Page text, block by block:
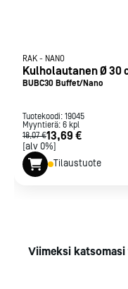
RAK - NANO
Kulholautanen Ø 30
BUBC30 Buffet/Nano
Tuotekoodi: 19045
Myyntierä: 6 kpl
18,07 €13,69 €
[alv 0%]
Tilaustuote
Viimeksi